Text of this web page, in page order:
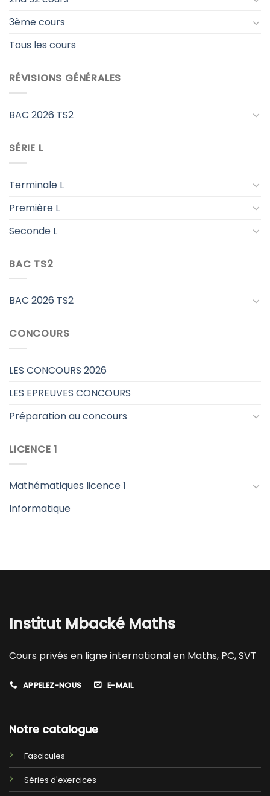
3ème cours
Tous les cours
RÉVISIONS GÉNÉRALES
BAC 2026 TS2
SÉRIE L
Terminale L
Première L
Seconde L
BAC TS2
BAC 2026 TS2
CONCOURS
LES CONCOURS 2026
LES EPREUVES CONCOURS
Préparation au concours
LICENCE 1
Mathématiques licence 1
Informatique
Institut Mbacké Maths
Cours privés en ligne international en Maths, PC, SVT
APPELEZ-NOUS E-MAIL
Notre catalogue
Fascicules
Séries d'exercices